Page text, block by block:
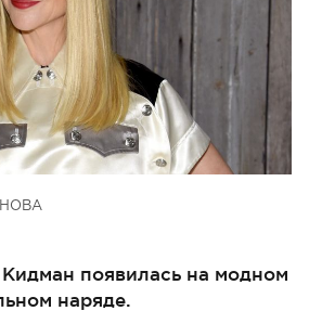
появилась на модном
наряде.